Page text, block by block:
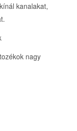
kanalakat,
nagy